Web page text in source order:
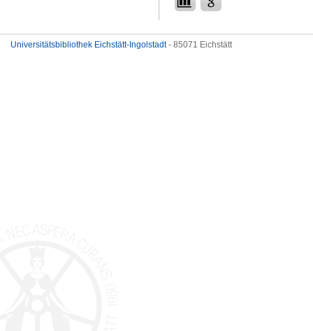
Universitätsbibliothek Eichstätt-Ingolstadt- 85071 Eichstätt